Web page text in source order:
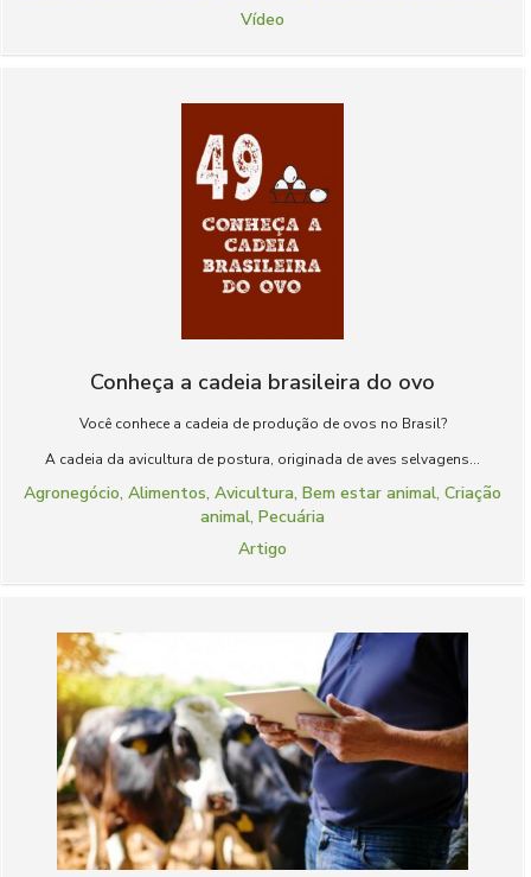
Vídeo
Conheça a cadeia brasileira do ovo
Você conhece a cadeia de produção de ovos no Brasil?
A cadeia da avicultura de postura, originada de aves selvagens...
Agronegócio, Alimentos, Avicultura, Bem estar animal, Criação
animal, Pecuária
Artigo